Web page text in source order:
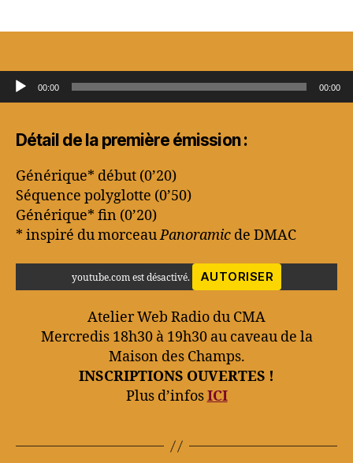
Radio
en
Lecteur audio
00:00 00:00
Détail de la première émission :
Générique* début (0’20)
Séquence polyglotte (0’50)
Générique* fin (0’20)
* inspiré du morceauPanoramic de DMAC
youtube.com est désactivé. AUTORISER
Atelier Web Radio du CMA
Mercredis 18h30 à 19h30 au caveau de la
Maison des Champs.
INSCRIPTIONS OUVERTES !
Plus d’infosICI